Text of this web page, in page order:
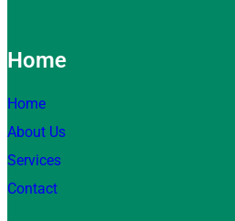
Home
Home
About Us
Services
Contact